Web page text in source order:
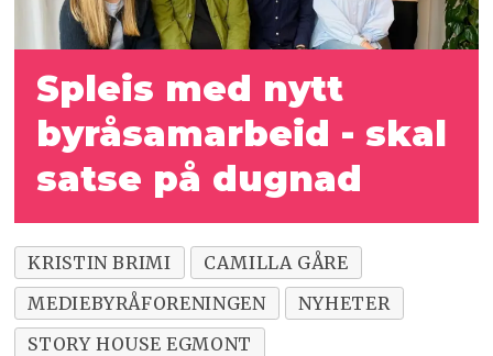
Spleis med nytt
byråsamarbeid - skal
satse på dugnad
KRISTIN BRIMI
CAMILLA GÅRE
MEDIEBYRÅFORENINGEN
NYHETER
STORY HOUSE EGMONT